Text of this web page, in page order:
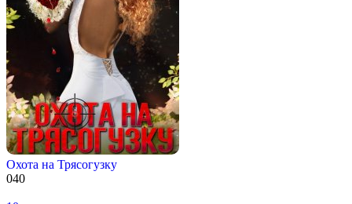
Охота на Трясогузку
040